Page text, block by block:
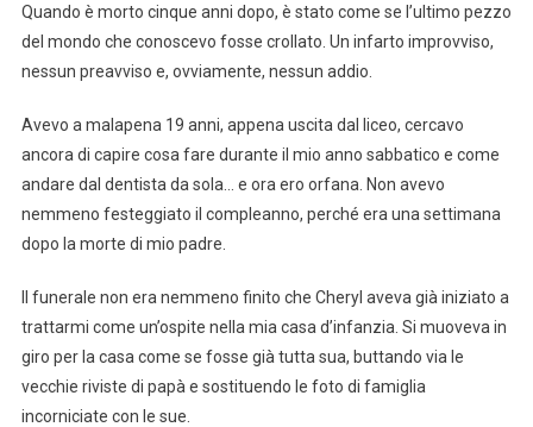
Quando è morto cinque anni dopo, è stato come se l’ultimo pezzo
del mondo che conoscevo fosse crollato. Un infarto improvviso,
nessun preavviso e, ovviamente, nessun addio.
Avevo a malapena 19 anni, appena uscita dal liceo, cercavo
ancora di capire cosa fare durante il mio anno sabbatico e come
andare dal dentista da sola… e ora ero orfana. Non avevo
nemmeno festeggiato il compleanno, perché era una settimana
dopo la morte di mio padre.
Il funerale non era nemmeno finito che Cheryl aveva già iniziato a
trattarmi come un’ospite nella mia casa d’infanzia. Si muoveva in
giro per la casa come se fosse già tutta sua, buttando via le
vecchie riviste di papà e sostituendo le foto di famiglia
incorniciate con le sue.